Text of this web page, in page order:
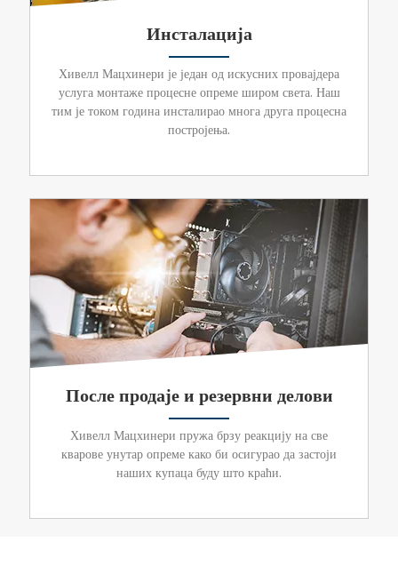
Инсталација
Хивелл Мацхинери је један од искусних провајдера
услуга монтаже процесне опреме широм света. Наш
тим је током година инсталирао многа друга процесна
постројења.
После продаје и резервни делови
Хивелл Мацхинери пружа брзу реакцију на све
кварове унутар опреме како би осигурао да застоји
наших купаца буду што краћи.